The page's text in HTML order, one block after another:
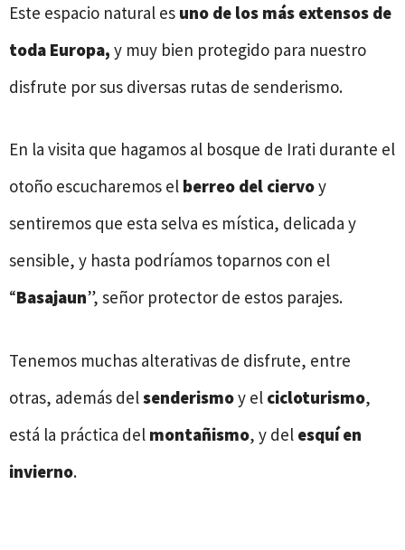
Este espacio natural es uno de los más extensos de
toda Europa, y muy bien protegido para nuestro
disfrute por sus diversas rutas de senderismo.
En la visita que hagamos al bosque de Irati durante el
otoño escucharemos el berreo del ciervoy
sentiremos que esta selva es mística, delicada y
sensible, y hasta podríamos toparnos con el
“Basajaun”, señor protector de estos parajes.
Tenemos muchas alterativas de disfrute, entre
otras, además delsenderismoy el cicloturismo,
está la práctica del montañismo, y del esquí en
invierno.